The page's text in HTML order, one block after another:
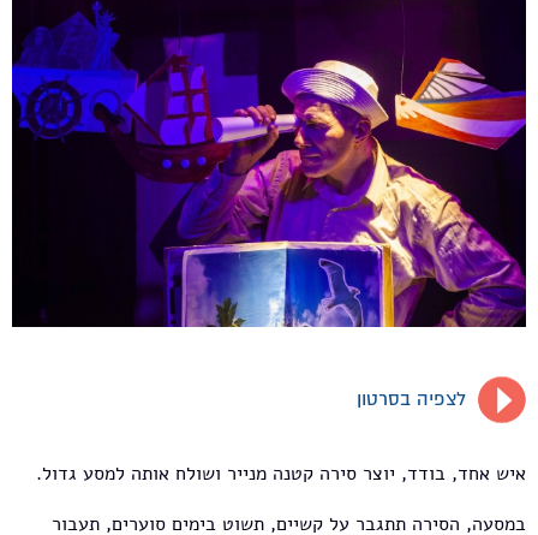
לצפיה בסרטון
איש אחד, בודד, יוצר סירה קטנה מנייר ושולח אותה למסע גדול.
במסעה, הסירה תתגבר על קשיים, תשוט בימים סוערים, תעבור